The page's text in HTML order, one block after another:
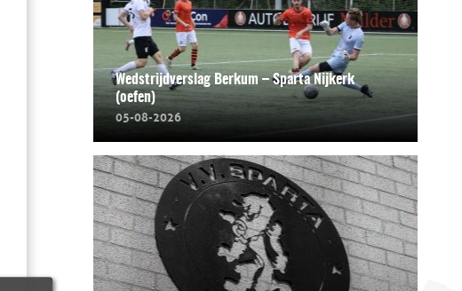
Wedstrijdverslag Berkum – Sparta Nijkerk
(oefen)
05-08-2026